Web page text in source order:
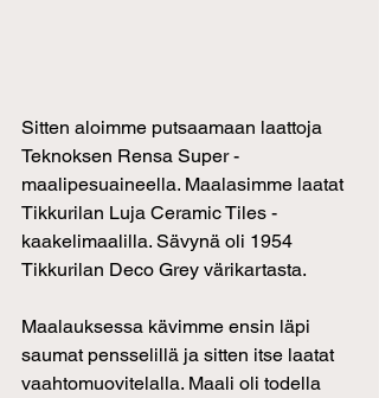
Sitten aloimme putsaamaan laattoja
Teknoksen Rensa Super -
maalipesuaineella. Maalasimme laatat
Tikkurilan Luja Ceramic Tiles -
kaakelimaalilla. Sävynä oli 1954
Tikkurilan Deco Grey värikartasta.
Maalauksessa kävimme ensin läpi
saumat pensselillä ja sitten itse laatat
vaahtomuovitelalla. Maali oli todella